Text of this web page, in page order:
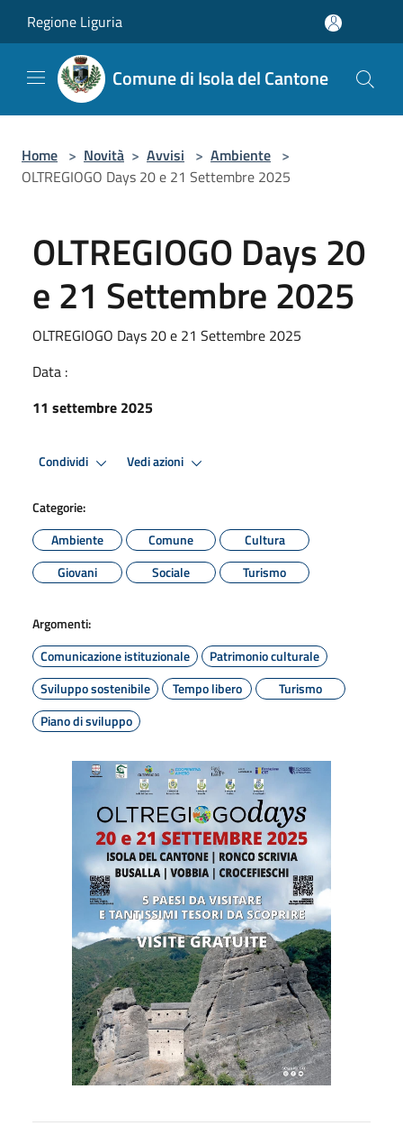
Regione Liguria
Comune di Isola del Cantone
Home > Novità > Avvisi > Ambiente >
OLTREGIOGO Days 20 e 21 Settembre 2025
OLTREGIOGO Days 20
e 21 Settembre 2025
OLTREGIOGO Days 20 e 21 Settembre 2025
Data :
11 settembre 2025
Condividi Vedi azioni
Categorie:
Ambiente
Comune
Cultura
Giovani
Sociale Turismo
Argomenti:
Comunicazione istituzionale
Patrimonio culturale
Sviluppo sostenibile
Tempo libero
Turismo
Piano di sviluppo